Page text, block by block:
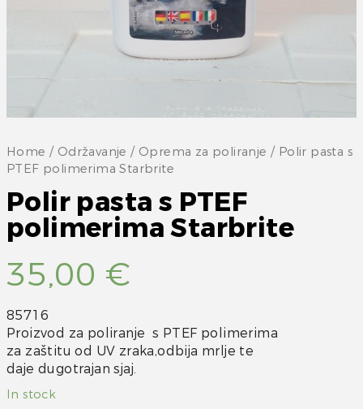
Home / Održavanje / Oprema za poliranje / Polir pasta s
PTEF polimerima Starbrite
Polir pasta s PTEF
polimerima Starbrite
35,00 €
85716
Proizvod za poliranje s PTEF polimerima
za zaštitu od UV zraka,odbija mrlje te
daje dugotrajan sjaj.
In stock